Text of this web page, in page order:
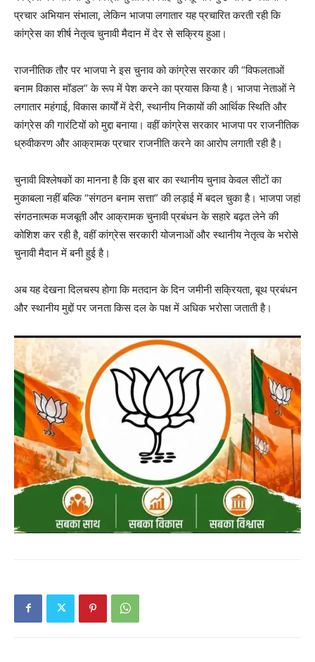
News Week
Magazine PRO
SUBSCRIBE NOW
Company
Contact us
Subscription Plans
My account
प्रचार अभियान संभाला, लेकिन भाजपा लगातार यह प्रचारित करती रही कि
कांग्रेस का शीर्ष नेतृत्व चुनावी मैदान में देर से सक्रिय हुआ।
राजनीतिक तौर पर भाजपा ने इस चुनाव को कांग्रेस सरकार की “विफलताओं
बनाम विकास मॉडल” के रूप में पेश करने का प्रयास किया है। भाजपा नेताओं ने
लगातार महंगाई, विकास कार्यों में देरी, स्थानीय निकायों की आर्थिक स्थिति और
कांग्रेस की गारंटियों को मुद्दा बनाया। वहीं कांग्रेस सरकार भाजपा पर राजनीतिक
ध्रुवीकरण और आक्रामक प्रचार राजनीति करने का आरोप लगाती रही है।
चुनावी विश्लेषकों का मानना है कि इस बार का स्थानीय चुनाव केवल सीटों का
मुकाबला नहीं बल्कि “संगठन बनाम सत्ता” की लड़ाई में बदल चुका है। भाजपा जहां
संगठनात्मक मजबूती और आक्रामक चुनावी प्रबंधन के सहारे बढ़त लेने की
कोशिश कर रही है, वहीं कांग्रेस सरकारी योजनाओं और स्थानीय नेतृत्व के भरोसे
चुनावी मैदान में बनी हुई है।
अब यह देखना दिलचस्प होगा कि मतदान के दिन जमीनी सक्रियता, बूथ प्रबंधन
और स्थानीय मुद्दों पर जनता किस दल के पक्ष में अधिक भरोसा जताती है।